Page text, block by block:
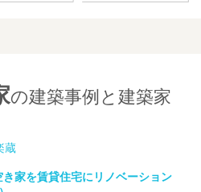
の建築事例と建築家
蔵
家を賃貸住宅にリノベーション